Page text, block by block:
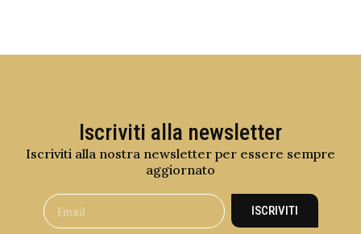
Iscriviti alla newsletter
Iscriviti alla nostra newsletter per essere sempre
aggiornato
ISCRIVITI